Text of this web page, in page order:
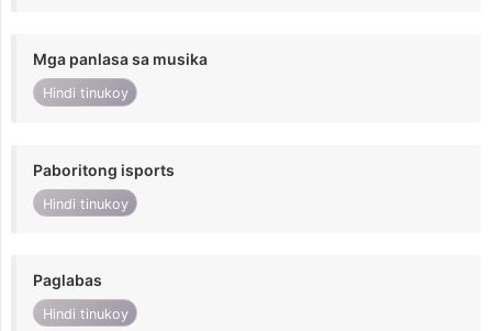
Mga panlasa sa musika
Hindi tinukoy
Paboritong isports
Hindi tinukoy
Paglabas
Hindi tinukoy